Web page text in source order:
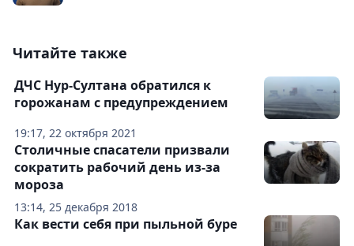
Читайте также
19:17, 22 октября 2021
ДЧС Нур-Султана обратился к
горожанам с предупреждением
13:14, 25 декабря 2018
Столичные спасатели призвали
сократить рабочий день из-за
мороза
Как вести себя при пыльной буре